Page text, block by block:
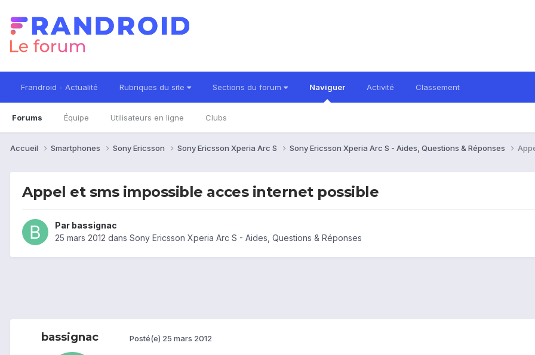
Frandroid - Actualité Rubriques du site Sections du forum Naviguer
Forums Équipe Utilisateurs en ligne Clubs
Activité Classement
Accueil Smartphones Sony Ericsson Sony Ericsson Xperia Arc S Sony Ericsson Xperia Arc S - Aides, Questions & Réponses
Appel et sms impossible acces internet possible
Par bassignac
25 mars 2012 dans Sony Ericsson Xperia Arc S - Aides, Questions & Réponses
bassignac Posté(e) 25 mars 2012